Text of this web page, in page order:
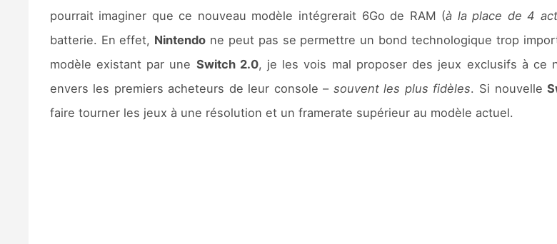
pourrait imaginer que ce nouveau modèle intégrerait 6Go de RAM (à la place de 4
batterie. En effet, Nintendo ne peut pas se permettre un bond technologique trop
modèle existant par une Switch 2.0, je les vois mal proposer des jeux exclusifs à ce
envers les premiers acheteurs de leur console – souvent les plus fidèles. Si nouvelle
faire tourner les jeux à une résolution et un framerate supérieur au modèle actuel.